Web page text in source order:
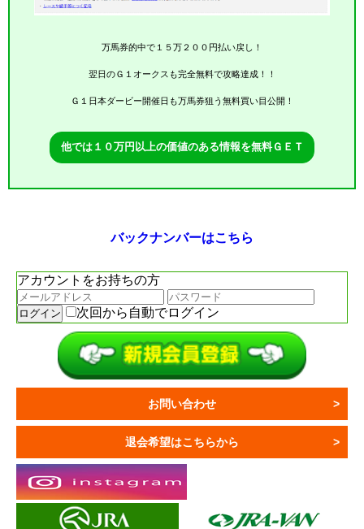
万馬券的中で１５万２００円払い戻し！
翌日のＧ１オークスも完全無料で攻略達成！！
Ｇ１日本ダービー開催日も万馬券狙う無料買い目公開！
他では１０万円以上の価値のある情報を無料ＧＥＴ
バックナンバーはこちら
アカウントをお持ちの方
次回から自動でログイン
お問い合わせ
退会希望はこちらから